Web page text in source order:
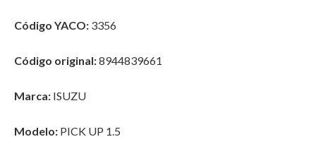
Código YACO: 3356
Código original:8944839661
Marca: ISUZU
Modelo: PICK UP 1.5